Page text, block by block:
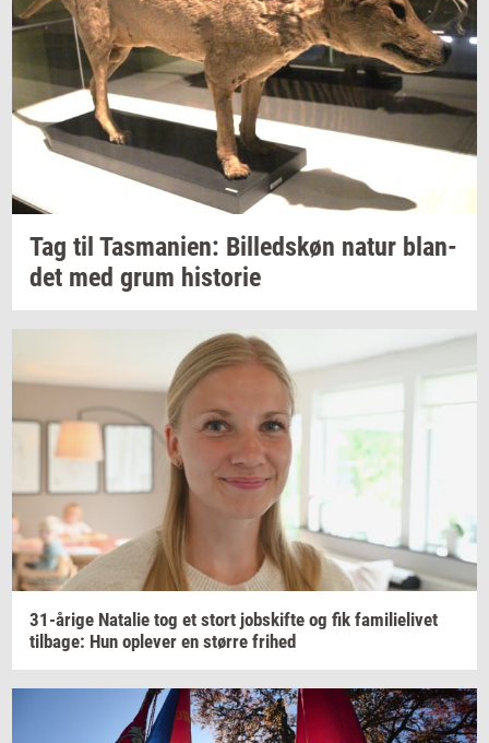
Tag til Tas­ma­ni­en: Bil­leds­køn natur blan­
det med grum hi­sto­rie
31-​årige Na­ta­lie tog et stort jobs­kif­te og fik fa­mi­li­e­li­vet
til­ba­ge: Hun op­le­ver en stør­re fri­hed